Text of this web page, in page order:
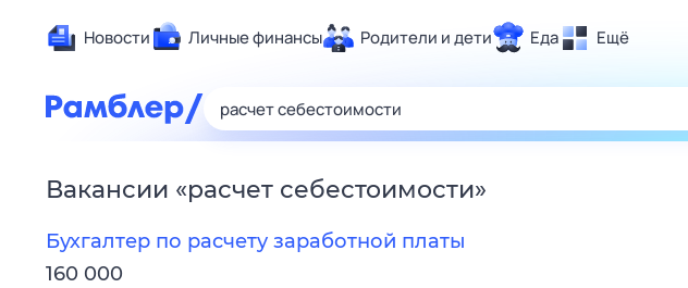
Новости Личные финансы Родители и дети Еда Ещё
Развлечения и отдых
Спорт
Карьера
Вакансии «расчет себестоимости»
Бухгалтер по расчету заработной платы
160 000